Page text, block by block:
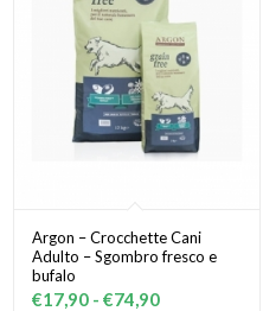
Argon – Crocchette Cani
Adulto – Sgombro fresco e
bufalo
€17,90 - €74,90Fascia